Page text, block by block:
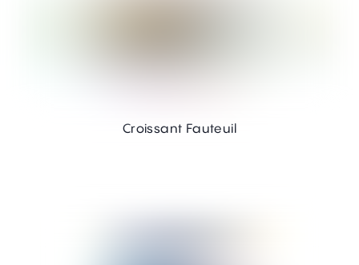
Croissant Fauteuil